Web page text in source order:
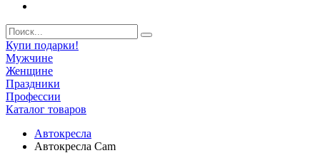
Купи подарки!
Мужчине
Женщине
Праздники
Профессии
Каталог товаров
Автокресла
Автокресла Cam